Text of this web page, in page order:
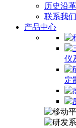
历史沿革
联系我们
产品中心
仪
定